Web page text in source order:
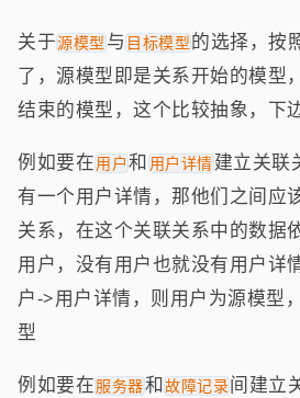
关于源模型与 目标模型的选择，按
了，源模型即是关系开始的模型
结束的模型，这个比较抽象，下
例如要在用户和 用户详情建立关联
有一个用户详情，那他们之间应
关系，在这个关联关系中的数据
用户，没有用户也就没有用户详
户->用户详情，则用户为源模型
型
例如要在服务器和故障记录间建立